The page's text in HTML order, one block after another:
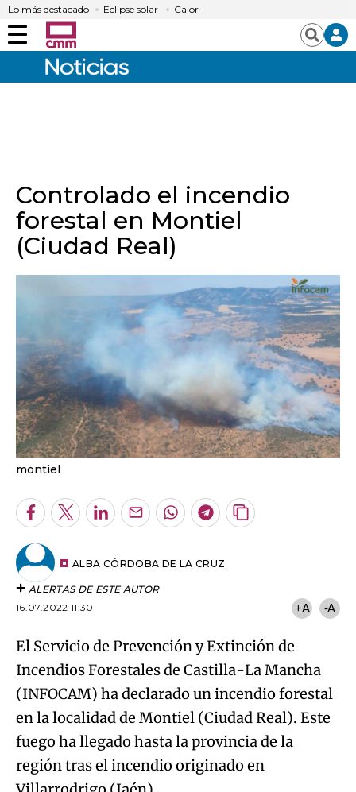
Lo más destacado Eclipse solar Calor
Menú Buscar
Controlado el incendio
forestal en Montiel
(Ciudad Real)
montiel
Facebook
TwitterLinkedInEnviarWhatsapp
Telegram
Copiar
ALBA CÓRDOBA DE LA CRUZ
ALERTAS DE ESTE AUTOR
16.07.2022 11:30
+A -A
El Servicio de Prevención y Extinción de
Incendios Forestales de Castilla-La Mancha
(INFOCAM) ha declarado un incendio forestal
en la localidad de Montiel (Ciudad Real). Este
fuego ha llegado hasta la provincia de la
región tras el incendio originado en